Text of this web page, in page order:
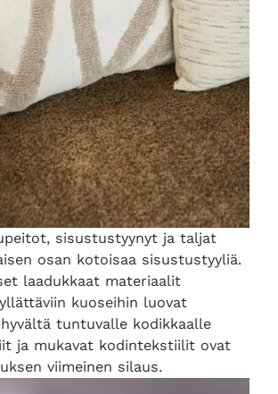
sisustustyynyt ja taljat
osan kotoisaa sisustustyyliä.
laadukkaat materiaalit
kuoseihin luovat
tuntuvalle kodikkaalle
ja mukavat kodintekstiilit ovat
viimeinen silaus.